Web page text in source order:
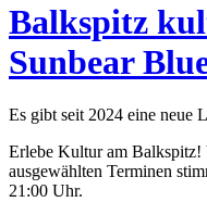
Balkspitz
Sunbear
Es gibt seit 2024 eine neue
Erlebe Kultur am Balkspitz!
ausgewählten Terminen
21:00 Uhr.